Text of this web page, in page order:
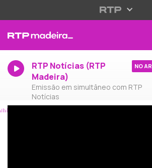
RTP Notícias (RTP
Madeira)
Emissão em simultâneo com RTP
Notícias
NO AR